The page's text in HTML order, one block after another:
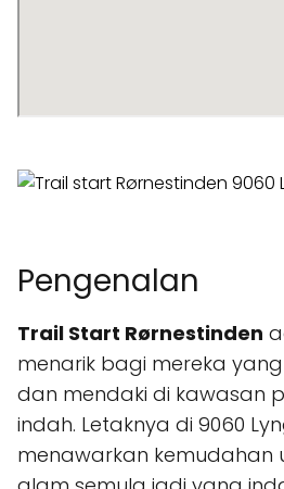
Pengenalan
Trail Start Rørnestinden
menarik bagi mereka
dan mendaki di kawasan
indah. Letaknya di 9060
menawarkan kemudahan